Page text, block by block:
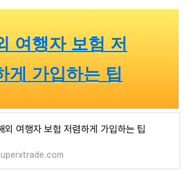
여행자 보험 저
게 가입하는 팁
외 여행자 보험 저렴하게 가입하는 팁